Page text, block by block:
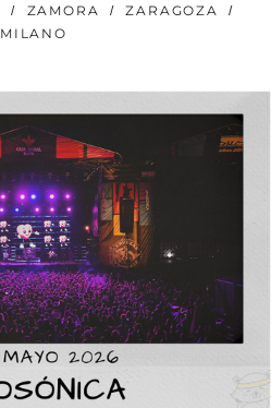
ZAMORA
ZARAGOZA
MILANO